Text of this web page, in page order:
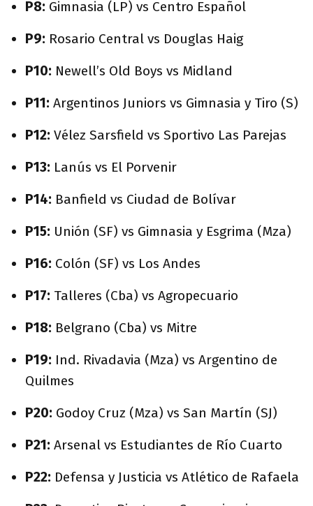
P8: Gimnasia (LP) vs Centro Español
P9: Rosario Central vs Douglas Haig
P10: Newell’s Old Boys vs Midland
P11: Argentinos Juniors vs Gimnasia y Tiro (S)
P12: Vélez Sarsfield vs Sportivo Las Parejas
P13: Lanús vs El Porvenir
P14: Banfield vs Ciudad de Bolívar
P15: Unión (SF) vs Gimnasia y Esgrima (Mza)
P16: Colón (SF) vs Los Andes
P17: Talleres (Cba) vs Agropecuario
P18: Belgrano (Cba) vs Mitre
P19: Ind. Rivadavia (Mza) vs Argentino de
Quilmes
P20: Godoy Cruz (Mza) vs San Martín (SJ)
P21: Arsenal vs Estudiantes de Río Cuarto
P22: Defensa y Justicia vs Atlético de Rafaela